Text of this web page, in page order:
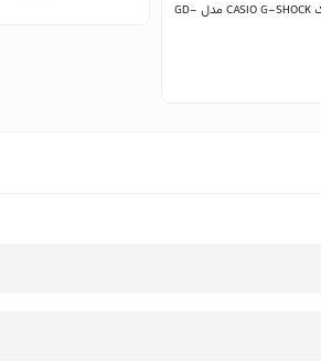
ساعت مچی مردانه کاسیو جی‌شاک CASIO G-SHOCK مدل GD-